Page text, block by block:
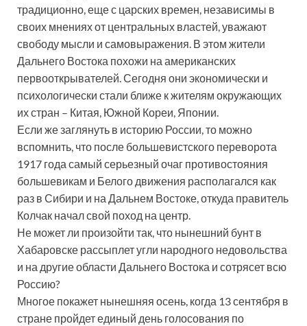
традиционно, еще с царских времен, независимы в
своих мнениях от центральных властей, уважают
свободу мысли и самовыражения. В этом жители
Дальнего Востока похожи на американских
первооткрывателей. Сегодня они экономически и
психологически стали ближе к жителям окружающих
их стран – Китая, Южной Кореи, Японии.
Если же заглянуть в историю России, то можно
вспомнить, что после большевистского переворота
1917 года самый серьезный очаг противостояния
большевикам и Белого движения располагался как
раз в Сибири и на Дальнем Востоке, откуда правитель
Колчак начал свой поход на центр.
Не может ли произойти так, что нынешний бунт в
Хабаровске рассыплет угли народного недовольства
и на другие области Дальнего Востока и сотрясет всю
Россию?
Многое покажет нынешняя осень, когда 13 сентября в
стране пройдет единый день голосования по